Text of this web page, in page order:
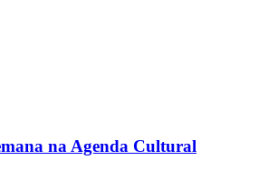
na Agenda Cultural